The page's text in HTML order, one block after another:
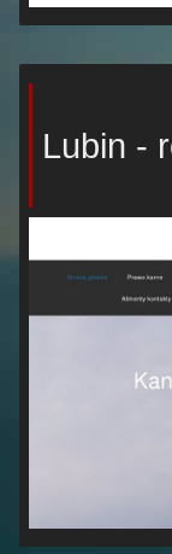
Lubin -